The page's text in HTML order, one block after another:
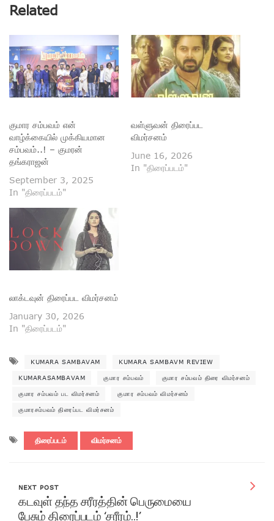
Related
குமார சம்பவம் என்
வாழ்க்கையில் முக்கியமான
சம்பவம்..! – குமரன்
தங்கராஜன்
September 3, 2025
In "திரைப்படம்"
வள்ளுவன் திரைப்பட
விமர்சனம்
June 16, 2026
In "திரைப்படம்"
லாக்டவுன் திரைப்பட விமர்சனம்
January 30, 2026
In "திரைப்படம்"
KUMARA SAMBAVAM KUMARA SAMBAVM REVIEW
KUMARASAMBAVAM குமார சம்பவம் குமார சம்பவம் திரை விமர்சனம்
குமார சம்பவம் பட விமர்சனம் குமார சம்பவம் விமர்சனம்
குமாரசம்பவம் திரைப்பட விமர்சனம்
திரைப்படம் விமர்சனம்
NEXT POST
கடவுள் தந்த சரீரத்தின் பெருமையை
பேசும் திரைப்படம் ‘சரீரம்..!’